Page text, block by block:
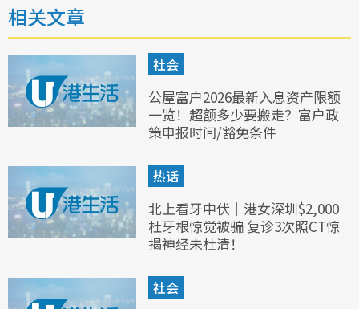
相关文章
社会
公屋富户2026最新入息资产限额
一览！超额多少要搬走？富户政
策申报时间/豁免条件
热话
北上看牙中伏｜港女深圳$2,000
杜牙根惊觉被骗 复诊3次照CT惊
揭神经未杜清！
社会